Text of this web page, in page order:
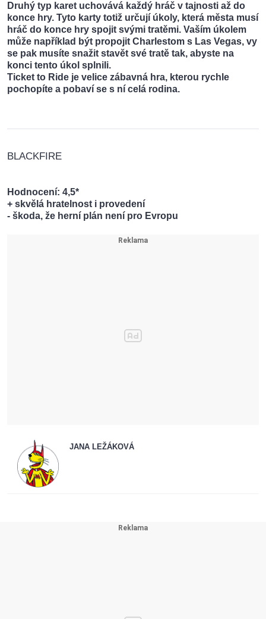
Druhý typ karet uchovává každý hráč v tajnosti až do
konce hry. Tyto karty totiž určují úkoly, která města musí
hráč do konce hry spojit svými tratěmi. Vaším úkolem
může například být propojit Charlestom s Las Vegas, vy
se pak musíte snažit stavět své tratě tak, abyste na
konci tento úkol splnili.
Ticket to Ride je velice zábavná hra, kterou rychle
pochopíte a pobaví se s ní celá rodina.
BLACKFIRE
Hodnocení: 4,5*
+ skvělá hratelnost i provedení
- škoda, že herní plán není pro Evropu
JANA LEŽÁKOVÁ